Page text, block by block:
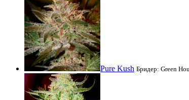
Pure Kush Бридер: Green